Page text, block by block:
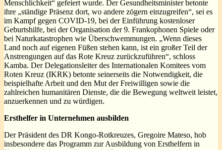
Menschlichkeit“ gefeiert wurde. Der Gesundheitsminister betonte
ihre „ständige Präsenz dort, wo andere zögern einzugreifen“, sei es
im Kampf gegen COVID-19, bei der Einführung kostenloser
Geburtshilfe, bei der Organisation der 9. Frankophonen Spiele oder
bei Naturkatastrophen wie Überschwemmungen. „Wenn dieses
Land noch auf eigenen Füßen stehen kann, ist ein großer Teil der
Anstrengungen auf das Rote Kreuz zurückzuführen“, schloss
Kamba. Der Delegationsleiter des Internationalen Komitees vom
Roten Kreuz (IKRK) betonte seinerseits die Notwendigkeit, die
beispielhafte Arbeit und den Mut der Freiwilligen sowie die
zahlreichen humanitären Dienste, die die Bewegung weltweit leistet,
anzuerkennen und zu würdigen.
Ersthelfer in Unternehmen ausbilden
Der Präsident des DR Kongo-Rotkreuzes, Gregoire Mateso, hob
insbesondere das Programm zur Ausbildung von Ersthelfern in